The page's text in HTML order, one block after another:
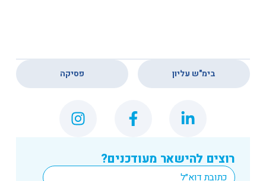
רוצים להישאר מעודכנים?
Email
*
בימ"ש עליון פסיקה